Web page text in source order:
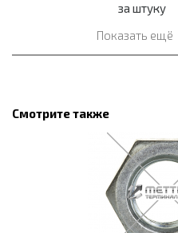
за штуку
Показать ещё
Смотрите также